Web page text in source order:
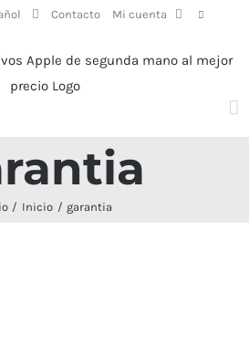
Contacto Mi cuenta
Inicio garantia